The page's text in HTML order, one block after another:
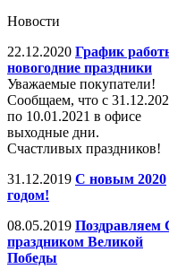
Новости
22.12.2020 График
новогодние праздники
Уважаемые покупатели!
Сообщаем, что с
по 10.01.2021 в офисе
выходные дни.
Счастливых праздников!
31.12.2019 С новым 2020
годом!
08.05.2019 Поздравляем
праздником Великой
Победы